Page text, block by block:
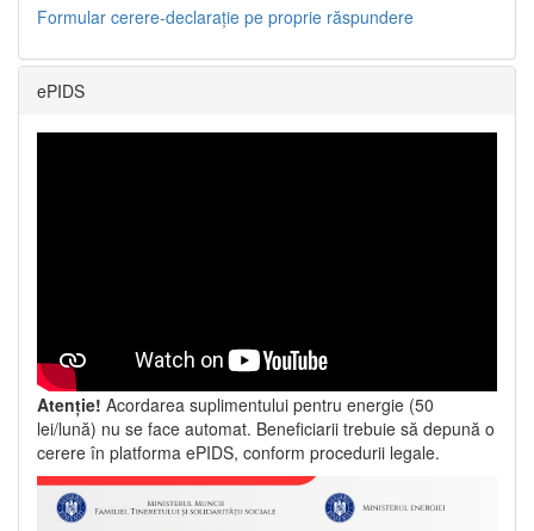
Formular cerere-declarație pe proprie răspundere
ePIDS
Atenție! Acordarea suplimentului pentru energie (50
lei/lună) nu se face automat. Beneficiarii trebuie să depună o
cerere în platforma ePIDS, conform procedurii legale.